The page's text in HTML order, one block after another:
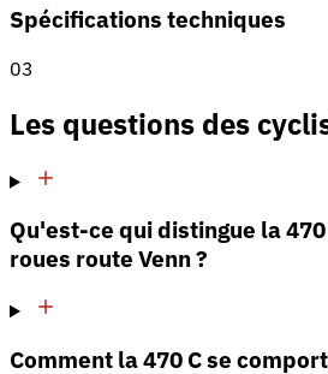
Spécifications techniques
03
Les questions des
Qu'est-ce qui distingue la
roues route Venn ?
Comment la 470 C se